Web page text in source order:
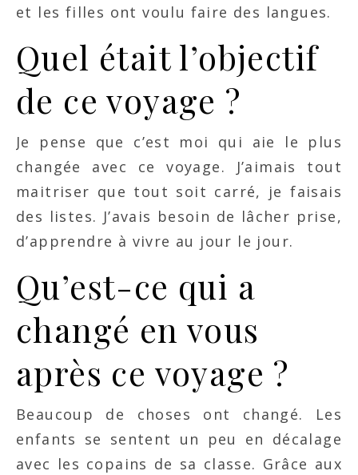
et les filles ont voulu faire des langues.
Quel était l’objectif
de ce voyage ?
Je pense que c’est moi qui aie le plus
changée avec ce voyage. J’aimais tout
maitriser que tout soit carré, je faisais
des listes. J’avais besoin de lâcher prise,
d’apprendre à vivre au jour le jour.
Qu’est-ce qui a
changé en vous
après ce voyage ?
Beaucoup de choses ont changé. Les
enfants se sentent un peu en décalage
avec les copains de sa classe. Grâce aux